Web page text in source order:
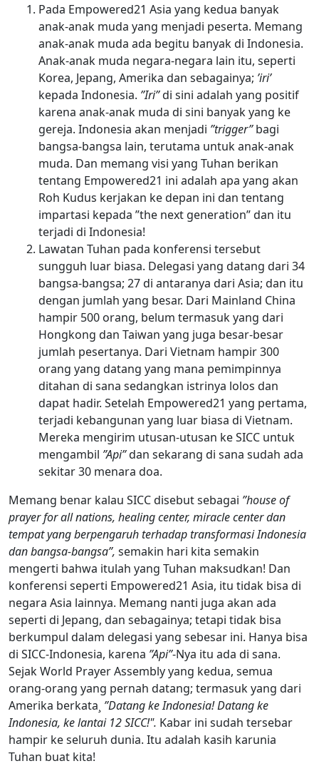
Pada Empowered21 Asia yang kedua banyak
anak-anak muda yang menjadi peserta. Memang
anak-anak muda ada begitu banyak di Indonesia.
Anak-anak muda negara-negara lain itu, seperti
Korea, Jepang, Amerika dan sebagainya; ’iri’
kepada Indonesia. ”Iri”di sini adalah yang positif
karena anak-anak muda di sini banyak yang ke
gereja. Indonesia akan menjadi ”trigger”bagi
bangsa-bangsa lain, terutama untuk anak-anak
muda. Dan memang visi yang Tuhan berikan
tentang Empowered21 ini adalah apa yang akan
Roh Kudus kerjakan ke depan ini dan tentang
impartasi kepada ”the next generation” dan itu
terjadi di Indonesia!
Lawatan Tuhan pada konferensi tersebut
sungguh luar biasa. Delegasi yang datang dari 34
bangsa-bangsa; 27 di antaranya dari Asia; dan itu
dengan jumlah yang besar. Dari Mainland China
hampir 500 orang, belum termasuk yang dari
Hongkong dan Taiwan yang juga besar-besar
jumlah pesertanya. Dari Vietnam hampir 300
orang yang datang yang mana pemimpinnya
ditahan di sana sedangkan istrinya lolos dan
dapat hadir. Setelah Empowered21 yang pertama,
terjadi kebangunan yang luar biasa di Vietnam.
Mereka mengirim utusan-utusan ke SICC untuk
mengambil ”Api”dan sekarang di sana sudah ada
sekitar 30 menara doa.
Memang benar kalau SICC disebut sebagai ”house of
prayer for all nations, healing center, miracle center dan
tempat yang berpengaruh terhadap transformasi Indonesia
dan bangsa-bangsa”, semakin hari kita semakin
mengerti bahwa itulah yang Tuhan maksudkan! Dan
konferensi seperti Empowered21 Asia, itu tidak bisa di
negara Asia lainnya. Memang nanti juga akan ada
seperti di Jepang, dan sebagainya; tetapi tidak bisa
berkumpul dalam delegasi yang sebesar ini. Hanya bisa
di SICC-Indonesia, karena ”Api”-Nya itu ada di sana.
Sejak World Prayer Assembly yang kedua, semua
orang-orang yang pernah datang; termasuk yang dari
Amerika berkata¸ ”Datang ke Indonesia! Datang ke
Indonesia, ke lantai 12 SICC!". Kabar ini sudah tersebar
hampir ke seluruh dunia. Itu adalah kasih karunia
Tuhan buat kita!